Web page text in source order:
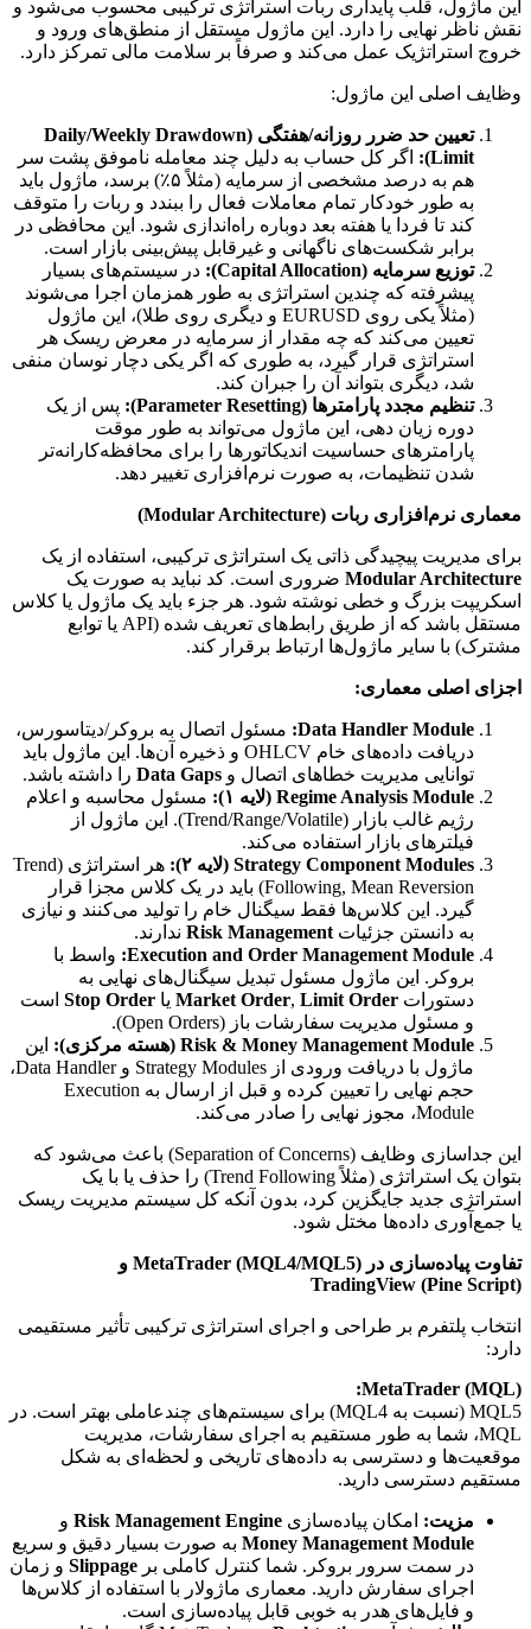
این ماژول، قلب پایداری ربات استراتژی ترکیبی محسوب می‌شود و
نقش ناظر نهایی را دارد. این ماژول مستقل از منطق‌های ورود و
خروج استراتژیک عمل می‌کند و صرفاً بر سلامت مالی تمرکز دارد.
وظایف اصلی این ماژول:
تعیین حد ضرر روزانه/هفتگی (Daily/Weekly Drawdown
Limit):
اگر کل حساب به دلیل چند معامله ناموفق پشت سر
هم به درصد مشخصی از سرمایه (مثلاً ۵٪) برسد، ماژول باید
به طور خودکار تمام معاملات فعال را ببندد و ربات را متوقف
کند تا فردا یا هفته بعد دوباره راه‌اندازی شود. این محافظی در
برابر شکست‌های ناگهانی و غیرقابل پیش‌بینی بازار است.
توزیع سرمایه (Capital Allocation):
در سیستم‌های بسیار
پیشرفته که چندین استراتژی به طور همزمان اجرا می‌شوند
(مثلاً یکی روی EURUSD و دیگری روی طلا)، این ماژول
تعیین می‌کند که چه مقدار از سرمایه در معرض ریسک هر
استراتژی قرار گیرد، به طوری که اگر یکی دچار نوسان منفی
شد، دیگری بتواند آن را جبران کند.
تنظیم مجدد پارامترها (Parameter Resetting):
پس از یک
دوره زیان دهی، این ماژول می‌تواند به طور موقت
پارامترهای حساسیت اندیکاتورها را برای محافظه‌کارانه‌تر
شدن تنظیمات، به صورت نرم‌افزاری تغییر دهد.
معماری نرم‌افزاری ربات (Modular Architecture)
برای مدیریت پیچیدگی ذاتی یک استراتژی ترکیبی، استفاده از یک
Modular Architecture ضروری است. کد نباید به صورت یک
اسکریپت بزرگ و خطی نوشته شود. هر جزء باید یک ماژول یا کلاس
مستقل باشد که از طریق رابط‌های تعریف شده (API یا توابع
مشترک) با سایر ماژول‌ها ارتباط برقرار کند.
اجزای اصلی معماری:
Data Handler Module: مسئول اتصال به بروکر/دیتاسورس،
دریافت داده‌های خام OHLCV و ذخیره آن‌ها. این ماژول باید
توانایی مدیریت خطاهای اتصال و Data Gaps را داشته باشد.
Regime Analysis Module (لایه ۱):
مسئول محاسبه و اعلام
رژیم غالب بازار (Trend/Range/Volatile). این ماژول از
فیلترهای بازار استفاده می‌کند.
Strategy Component Modules (لایه ۲):
هر استراتژی (Trend
Following, Mean Reversion) باید در یک کلاس مجزا قرار
گیرد. این کلاس‌ها فقط سیگنال خام را تولید می‌کنند و نیازی
به دانستن جزئیات Risk Management ندارند.
Execution and Order Management Module: واسط با
بروکر. این ماژول مسئول تبدیل سیگنال‌های نهایی به
دستورات
Market Order, Limit Order یا Stop Order است
و مسئول مدیریت سفارشات باز (Open Orders).
Risk & Money Management Module (هسته مرکزی):
این
ماژول با دریافت ورودی از Strategy Modules و Data Handler،
حجم نهایی را تعیین کرده و قبل از ارسال به Execution
Module، مجوز نهایی را صادر می‌کند.
این جداسازی وظایف (Separation of Concerns) باعث می‌شود که
بتوان یک استراتژی (مثلاً Trend Following) را حذف یا با یک
استراتژی جدید جایگزین کرد، بدون آنکه کل سیستم مدیریت ریسک
یا جمع‌آوری داده‌ها مختل شود.
تفاوت پیاده‌سازی در MetaTrader (MQL4/MQL5) و
TradingView (Pine Script)
انتخاب پلتفرم بر طراحی و اجرای استراتژی ترکیبی تأثیر مستقیمی
دارد:
MetaTrader (MQL):
MQL5 (نسبت به MQL4) برای سیستم‌های چندعاملی بهتر است. در
MQL، شما به طور مستقیم به اجرای سفارشات، مدیریت
موقعیت‌ها و دسترسی به داده‌های تاریخی و لحظه‌ای به شکل
مستقیم دسترسی دارید.
مزیت: امکان پیاده‌سازی Risk Management Engine و
Money Management Module به صورت بسیار دقیق و سریع
در سمت سرور بروکر. شما کنترل کاملی بر Slippage و زمان
اجرای سفارش دارید. معماری ماژولار با استفاده از کلاس‌ها
و فایل‌های هدر به خوبی قابل پیاده‌سازی است.